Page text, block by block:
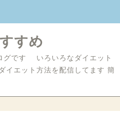
すめ
グです いろいろなダイエット
エット方法を配信してます 簡